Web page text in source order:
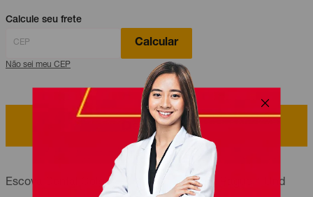
Calcule seu frete
Calcular
Não sei meu CEP
Descrição
Escova Dental Colgate 360º Macia Leve 2 Pague 1 Und